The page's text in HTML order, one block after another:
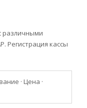
различными
Регистрация кассы
· Цена ·